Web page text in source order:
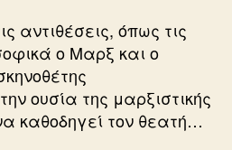
αντιθέσεις, όπως τις
ο Μαρξ και ο
ουσία της μαρξιστικής
καθοδηγεί τον θεατή…